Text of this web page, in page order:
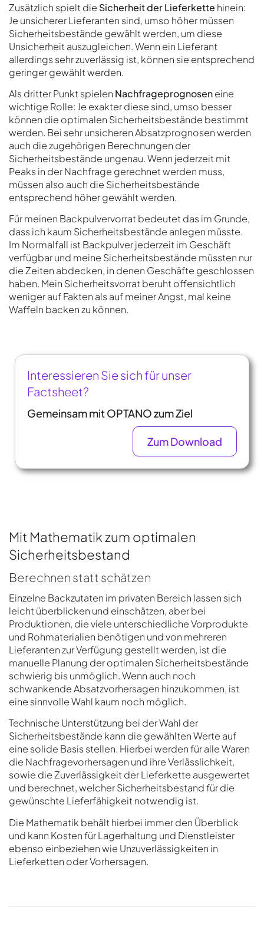
Zusätzlich spielt die Sicherheit der Lieferkette hinein:
Je unsicherer Lieferanten sind, umso höher müssen
Sicherheitsbestände gewählt werden, um diese
Unsicherheit auszugleichen. Wenn ein Lieferant
allerdings sehr zuverlässig ist, können sie entsprechend
geringer gewählt werden.
Als dritter Punkt spielen Nachfrageprognoseneine
wichtige Rolle: Je exakter diese sind, umso besser
können die optimalen Sicherheitsbestände bestimmt
werden. Bei sehr unsicheren Absatzprognosen werden
auch die zugehörigen Berechnungen der
Sicherheitsbestände ungenau. Wenn jederzeit mit
Peaks in der Nachfrage gerechnet werden muss,
müssen also auch die Sicherheitsbestände
entsprechend höher gewählt werden.
Für meinen Backpulvervorrat bedeutet das im Grunde,
dass ich kaum Sicherheitsbestände anlegen müsste.
Im Normalfall ist Backpulver jederzeit im Geschäft
verfügbar und meine Sicherheitsbestände müssten nur
die Zeiten abdecken, in denen Geschäfte geschlossen
haben. Mein Sicherheitsvorrat beruht offensichtlich
weniger auf Fakten als auf meiner Angst, mal keine
Waffeln backen zu können.
Interessieren Sie sich für unser
Factsheet?
Gemeinsam mit OPTANO zum Ziel
Zum Download
Mit Mathematik zum optimalen
Sicherheitsbestand
Berechnen statt schätzen
Einzelne Backzutaten im privaten Bereich lassen sich
leicht überblicken und einschätzen, aber bei
Produktionen, die viele unterschiedliche Vorprodukte
und Rohmaterialien benötigen und von mehreren
Lieferanten zur Verfügung gestellt werden, ist die
manuelle Planung der optimalen Sicherheitsbestände
schwierig bis unmöglich. Wenn auch noch
schwankende Absatzvorhersagen hinzukommen, ist
eine sinnvolle Wahl kaum noch möglich.
Technische Unterstützung bei der Wahl der
Sicherheitsbestände kann die gewählten Werte auf
eine solide Basis stellen. Hierbei werden für alle Waren
die Nachfragevorhersagen und ihre Verlässlichkeit,
sowie die Zuverlässigkeit der Lieferkette ausgewertet
und berechnet, welcher Sicherheitsbestand für die
gewünschte Lieferfähigkeit notwendig ist.
Die Mathematik behält hierbei immer den Überblick
und kann Kosten für Lagerhaltung und Dienstleister
ebenso einbeziehen wie Unzuverlässigkeiten in
Lieferketten oder Vorhersagen.